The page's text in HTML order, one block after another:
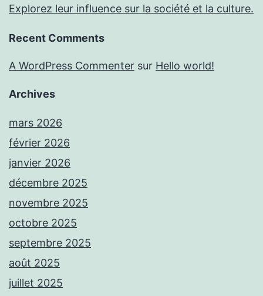
Explorez leur influence sur la société et la culture.
Recent Comments
A WordPress Commenter sur Hello world!
Archives
mars 2026
février 2026
janvier 2026
décembre 2025
novembre 2025
octobre 2025
septembre 2025
août 2025
juillet 2025